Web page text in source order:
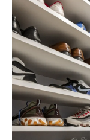
成長に
力
コミュ
理想の住ま
自由設
初期計
動線と